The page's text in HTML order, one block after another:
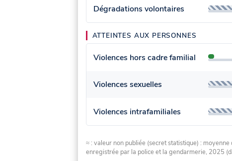
Dégradations volontaires
ATTEINTES AUX PERSONNES
Violences hors cadre familial
Violences sexuelles
Violences intrafamiliales
≈ : valeur non publiée (secret statistique) :
enregistrée par la police et la gendarmerie, 2025